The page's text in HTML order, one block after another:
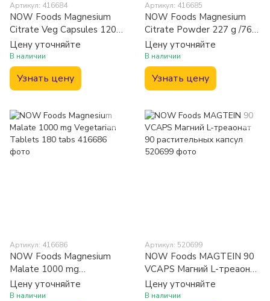
Артикул: 416684
NOW Foods Magnesium
Citrate Veg Capsules 120
caps
Цену уточняйте
В наличии
Узнать цену
Артикул: 416685
NOW Foods Magnesium
Citrate Powder 227 g /76
servings/ Pure
Цену уточняйте
В наличии
Узнать цену
Артикул: 416686
NOW Foods Magnesium
Malate 1000 mg
Vegetarian Tablets 180
tabs
Цену уточняйте
В наличии
Артикул: 520699
NOW Foods MAGTEIN 90
VCAPS Магний L-треаонат
90 растительных капсул
Цену уточняйте
В наличии